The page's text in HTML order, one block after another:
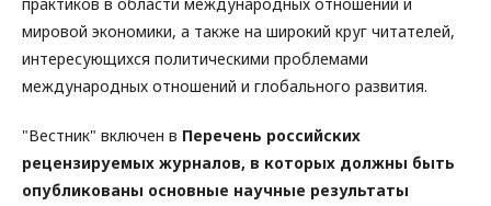
мировой экономики, а также на широкий круг читателей,
интересующихся политическими проблемами
международных отношений и глобального развития.
"Вестник" включен в Перечень российских
рецензируемых журналов, в которых должны быть
опубликованы основные научные результаты